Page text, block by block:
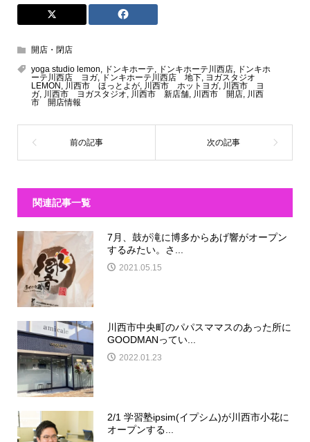
開店・閉店
yoga studio lemon, ドンキホーテ, ドンキホーテ川西店, ドンキホ
ーテ川西店 ヨガ, ドンキホーテ川西店 地下, ヨガスタジオ
LEMON , 川西市 ほっとよが, 川西市 ホットヨガ, 川西市 ヨ
ガ, 川西市 ヨガスタジオ, 川西市 新店舗, 川西市 開店, 川西
市 開店情報
関連記事一覧
7月、鼓が滝に博多からあげ響がオープン
するみたい。さ...
2021.05.15
川西市中央町のパパスママスのあった所に
GOODMANってい...
2022.01.23
2/1 学習塾ipsim(イプシム)が川西市小花に
オープンする...